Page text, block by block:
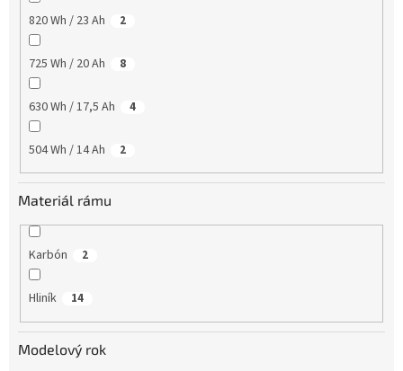
820 Wh / 23 Ah 2
725 Wh / 20 Ah 8
630 Wh / 17,5 Ah 4
504 Wh / 14 Ah 2
Materiál rámu
Karbón 2
Hliník 14
Modelový rok